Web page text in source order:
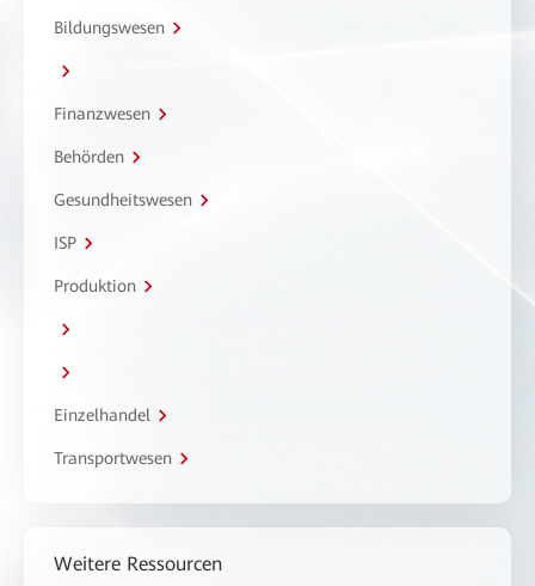
Bildungswesen
Finanzwesen
Behörden
Gesundheitswesen
ISP
Produktion
Einzelhandel
Transportwesen
Weitere Ressourcen